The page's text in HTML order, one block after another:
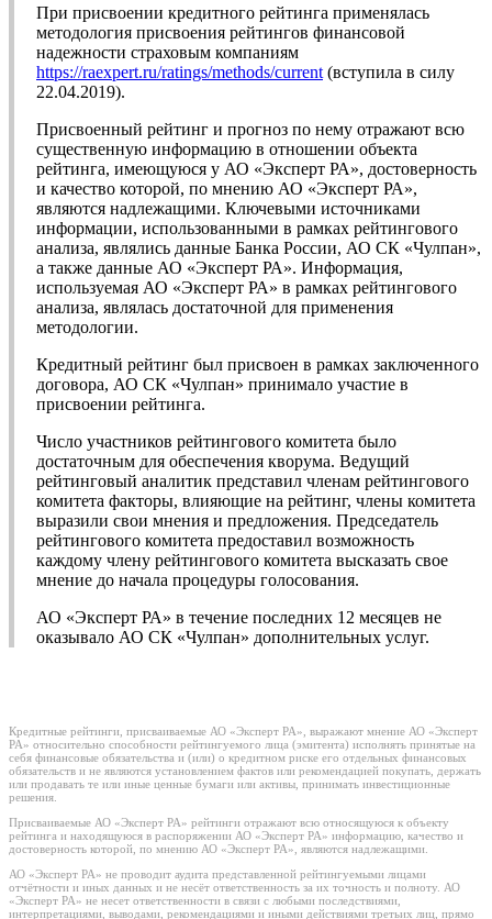
При присвоении кредитного рейтинга применялась
методология присвоения рейтингов финансовой
надежности страховым компаниям
https://raexpert.ru/ratings/methods/current (вступила в силу
22.04.2019).
Присвоенный рейтинг и прогноз по нему отражают всю
существенную информацию в отношении объекта
рейтинга, имеющуюся у АО «Эксперт РА», достоверность
и качество которой, по мнению АО «Эксперт РА»,
являются надлежащими. Ключевыми источниками
информации, использованными в рамках рейтингового
анализа, являлись данные Банка России, АО СК «Чулпан»,
а также данные АО «Эксперт РА». Информация,
используемая АО «Эксперт РА» в рамках рейтингового
анализа, являлась достаточной для применения
методологии.
Кредитный рейтинг был присвоен в рамках заключенного
договора, АО СК «Чулпан» принимало участие в
присвоении рейтинга.
Число участников рейтингового комитета было
достаточным для обеспечения кворума. Ведущий
рейтинговый аналитик представил членам рейтингового
комитета факторы, влияющие на рейтинг, члены комитета
выразили свои мнения и предложения. Председатель
рейтингового комитета предоставил возможность
каждому члену рейтингового комитета высказать свое
мнение до начала процедуры голосования.
АО «Эксперт РА» в течение последних 12 месяцев не
оказывало АО СК «Чулпан» дополнительных услуг.
Кредитные рейтинги, присваиваемые АО «Эксперт РА», выражают мнение АО «Эксперт
РА» относительно способности рейтингуемого лица (эмитента) исполнять принятые на
себя финансовые обязательства и (или) о кредитном риске его отдельных финансовых
обязательств и не являются установлением фактов или рекомендацией покупать, держать
или продавать те или иные ценные бумаги или активы, принимать инвестиционные
решения.
Присваиваемые АО «Эксперт РА» рейтинги отражают всю относящуюся к объекту
рейтинга и находящуюся в распоряжении АО «Эксперт РА» информацию, качество и
достоверность которой, по мнению АО «Эксперт РА», являются надлежащими.
АО «Эксперт РА» не проводит аудита представленной рейтингуемыми лицами
отчётности и иных данных и не несёт ответственность за их точность и полноту. АО
«Эксперт РА» не несет ответственности в связи с любыми последствиями,
интерпретациями, выводами, рекомендациями и иными действиями третьих лиц, прямо